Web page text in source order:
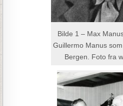
Bilde 1 – Max
Guillermo Manus
Bergen. Foto fra